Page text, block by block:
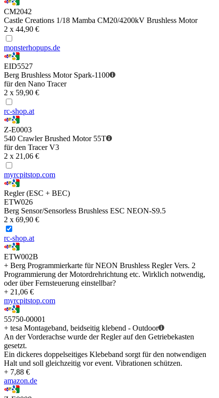
CM2042
Castle Creations 1/18 Mamba CM20/4200kV Brushless Motor
2 x 44,90 €
monsterhopups.de
EID5527
Berg Brushless Motor Spark-1100
für den Nano Tracer
2 x 59,90 €
rc-shop.at
Z-E0003
540 Crawler Brushed Motor 55T
für den Tracer V3
2 x 21,06 €
myrcpitstop.com
Regler (ESC + BEC)
ETW026
Berg Sensor/Sensorless Brushless ESC NEON-S9.5
2 x 69,90 €
rc-shop.at
ETW002B
+ Berg Programmierkarte für NEON Brushless Regler Vers. 2
Programmierung der Motordrehrichtung etc. Wirklich notwendig,
oder über Fernsteuerung einstellbar?
+ 21,06 €
myrcpitstop.com
55750-00001
+ tesa Montageband, beidseitig klebend - Outdoor
An der Vorderachse wurde der Regler auf den Getriebekasten
gesetzt.
Ein dickeres doppelseitiges Klebeband sorgt für den notwendigen
Halt und soll gleichzeitig vor event. Vibrationen schützen.
+ 7,88 €
amazon.de